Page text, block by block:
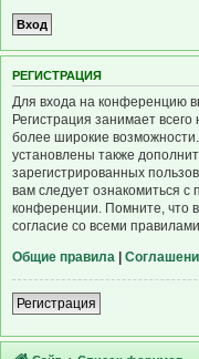
РЕГИСТРАЦИЯ
Для входа на конференцию
Регистрация занимает
более широкие
установлены также
зарегистрированных
вам следует ознакомиться
конференции. Помните, что
согласие со всеми правилами.
Общие правила |
Регистрация